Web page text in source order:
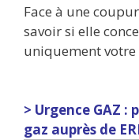
Face à une
savoir si elle
uniquement votre
> Urgence GAZ
gaz auprès de